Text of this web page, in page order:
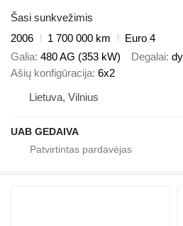
Šasi sunkvežimis
2006
1 700 000 km
Euro 4
Galia 480 AG (353 kW) Degalai
Ašių konfigūracija 6x2
Lietuva, Vilnius
UAB GEDAIVA